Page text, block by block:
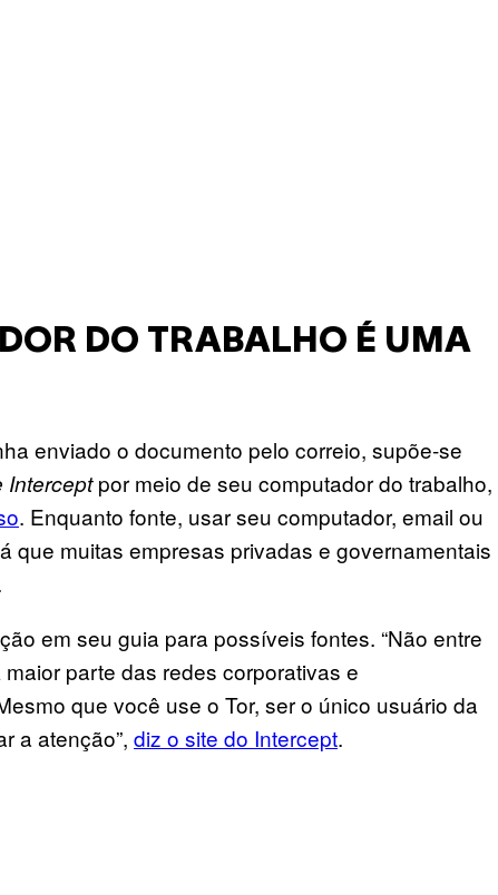
DO TRABALHO É UMA
enviado o documento pelo correio, supõe-se
Interceptpor meio de seu computador do trabalho,
. Enquanto fonte, usar seu computador, email ou
que muitas empresas privadas e governamentais
em seu guia para possíveis fontes. “Não entre
parte das redes corporativas e
que você use o Tor, ser o único usuário da
a atenção”, diz o site do Intercept.